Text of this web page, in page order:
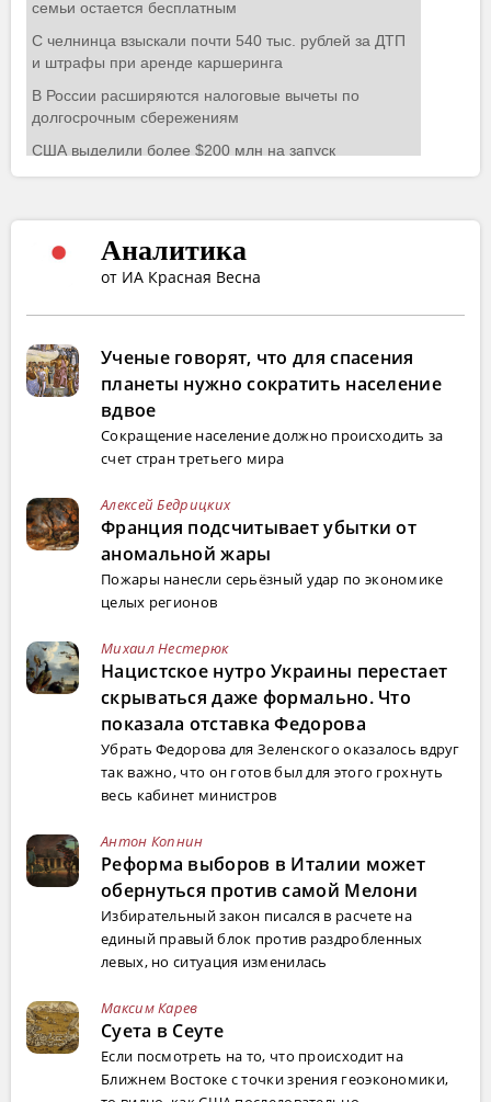
Аналитика
от ИА Красная Весна
Ученые говорят, что для спасения
планеты нужно сократить население
вдвое
Сокращение население должно происходить за
счет стран третьего мира
Алексей Бедрицких
Франция подсчитывает убытки от
аномальной жары
Пожары нанесли серьёзный удар по экономике
целых регионов
Михаил Нестерюк
Нацистское нутро Украины перестает
скрываться даже формально. Что
показала отставка Федорова
Убрать Федорова для Зеленского оказалось вдруг
так важно, что он готов был для этого грохнуть
весь кабинет министров
Антон Копнин
Реформа выборов в Италии может
обернуться против самой Мелони
Избирательный закон писался в расчете на
единый правый блок против раздробленных
левых, но ситуация изменилась
Максим Карев
Суета в Сеуте
Если посмотреть на то, что происходит на
Ближнем Востоке с точки зрения геоэкономики,